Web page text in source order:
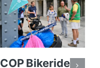
COP Bikeride